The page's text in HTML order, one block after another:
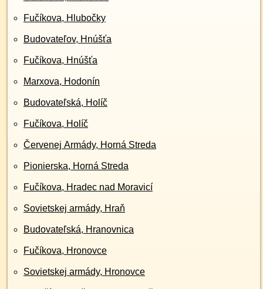
Fučíkova, Hlubočky
Budovateľov, Hnúšťa
Fučíkova, Hnúšťa
Marxova, Hodonín
Budovateľská, Holíč
Fučíkova, Holíč
Červenej Armády, Horná Streda
Pionierska, Horná Streda
Fučíkova, Hradec nad Moravicí
Sovietskej armády, Hraň
Budovateľská, Hranovnica
Fučíkova, Hronovce
Sovietskej armády, Hronovce